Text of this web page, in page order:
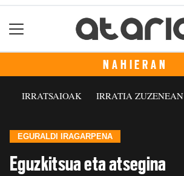
NAHIERAN
IRRATSAIOAK IRRATIA ZUZENEAN
EGURALDI IRAGARPENA
Eguzkitsua eta atsegina